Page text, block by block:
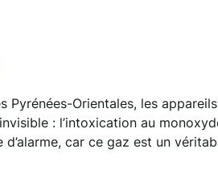
Pyrénées-Orientales, les
: l’intoxication au
car ce gaz est un